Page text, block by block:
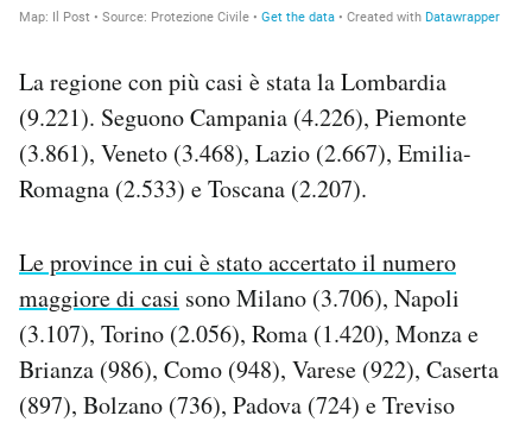
La regione con più casi è stata la Lombardia
(9.221). Seguono Campania (4.226), Piemonte
(3.861), Veneto (3.468), Lazio (2.667), Emilia-
Romagna (2.533) e Toscana (2.207).
Le province in cui è stato accertato il numero
maggiore di casi sono Milano (3.706), Napoli
(3.107), Torino (2.056), Roma (1.420), Monza e
Brianza (986), Como (948), Varese (922), Caserta
(897), Bolzano (736), Padova (724) e Treviso